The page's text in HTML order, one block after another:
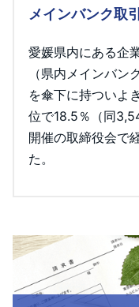
メインバンク取
愛媛県内にある企
（県内メインバ
を傘下に持ついよ
位で18.5％（同
開催の取締役会で
た。